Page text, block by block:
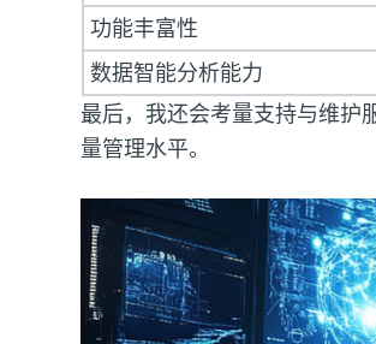
功能丰富性
数据智能分析能力
最后，我还会考量支持与维护
量管理水平。